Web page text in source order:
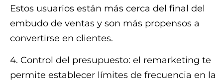
Estos usuarios están más cerca del final del
embudo de ventas y son más propensos a
convertirse en clientes.
4. Control del presupuesto: el remarketing te
permite establecer límites de frecuencia en la